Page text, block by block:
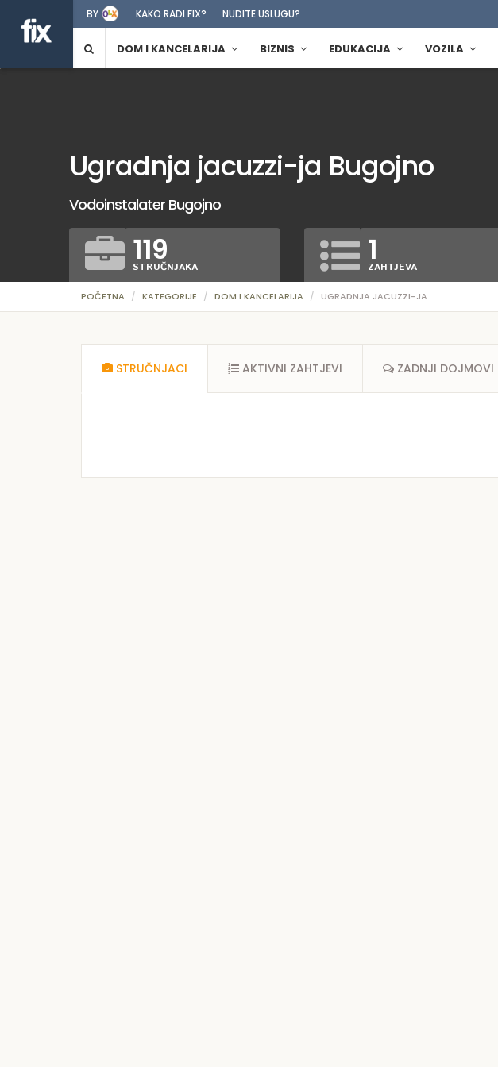
BY KAKO RADI FIX? NUDITE USLUGU?
DOM I KANCELARIJA BIZNIS EDUKACIJA VOZILA
POČETNA KATEGORIJE DOM I KANCELARIJA UGRADNJA JACUZZI-JA
Ugradnja jacuzzi-ja Bugojno
Vodoinstalater Bugojno
119
STRUČNJAKA 1
ZAHTJEVA
STRUČNJACI AKTIVNI ZAHTJEVI ZADNJI DOJMOVI